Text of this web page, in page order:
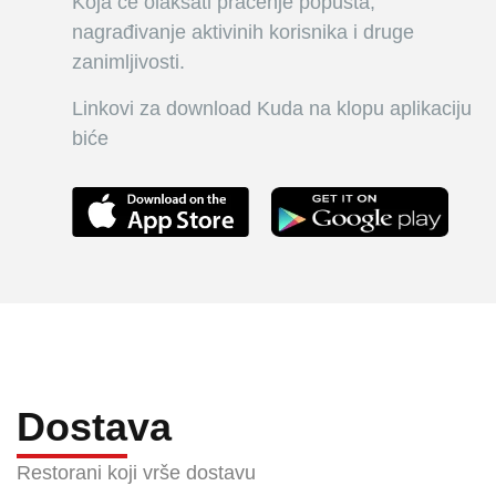
nagrađivanje aktivinih korisnika i druge
zanimljivosti.
Linkovi za download Kuda na klopu aplikaciju
biće
Dostava
Restorani koji vrše dostavu